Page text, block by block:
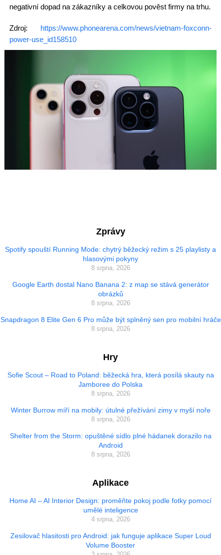
negativní dopad na zákazníky a celkovou pověst firmy na trhu.
Zdroj: https://www.phonearena.com/news/vietnam-foxconn-
power-use_id158510
Zprávy
Spotify spouští Running Mode: chytrý běžecký režim s 25 playlisty a
hlasovými pokyny
8 srpna, 2026
Google Earth dostal Nano Banana 2: z map se stává generátor
obrázků
8 srpna, 2026
Snapdragon 8 Elite Gen 6 Pro může být splněný sen pro mobilní hráče
8 srpna, 2026
Hry
Sofie Scout – Road to Poland: běžecká hra, která posílá skauty na
Jamboree do Polska
8 srpna, 2026
Winter Burrow míří na mobily: útulné přežívání zimy v myší noře
8 srpna, 2026
Shelter from the Storm: opuštěné sídlo plné hádanek dorazilo na
Android
8 srpna, 2026
Aplikace
Home AI – AI Interior Design: proměňte pokoj podle fotky pomocí
umělé inteligence
4 srpna, 2026
Zesilovač hlasitosti pro Android: jak funguje aplikace Super Loud
Volume Booster